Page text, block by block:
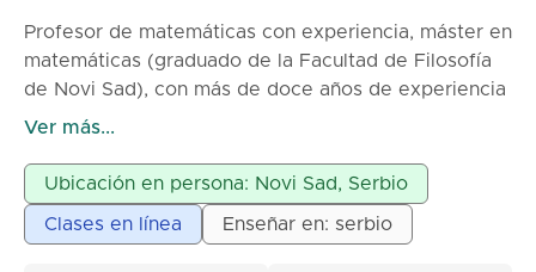
Profesor de matemáticas con experiencia, máster en
matemáticas (graduado de la Facultad de Filosofía
de Novi Sad), con más de doce años de experiencia
laboral en escuelas primarias y secundarias, así
clases privadas de matemáticas para alumnos de
primaria, secundaria y estudiantes universitarios. La
paciencia y la perseverancia en el trabajo con los
Ver más...
Ubicación en persona: Novi Sad, Serbio
Clases en línea Enseñar en: serbio